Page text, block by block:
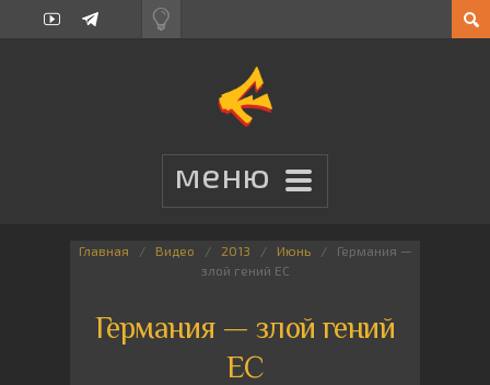
Главная Видео 2013 Июнь
Германия —
злой гений ЕС
Германия — злой гений
ЕС